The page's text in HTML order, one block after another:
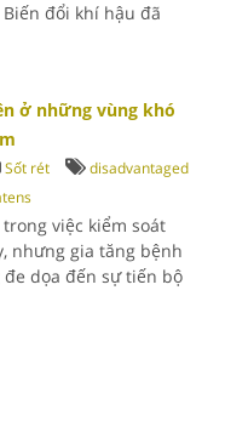
đổi khí hậu đã
ở những vùng khó
Sốt rét
disadvantaged
việc kiểm soát
nhưng gia tăng bệnh
dọa đến sự tiến bộ